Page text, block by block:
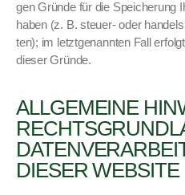
gen Gründe für die Spe­icherung
haben (z. B. steuer- oder
ten); im let­zt­ge­nan­nten Fall
dieser Gründe.
ALLGEMEINE
DIESER WEBSITE